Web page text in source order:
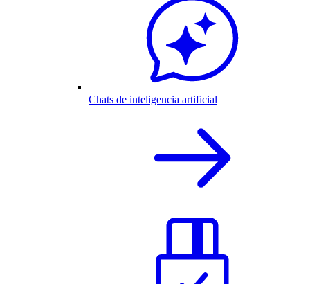
Chats de inteligencia artificial